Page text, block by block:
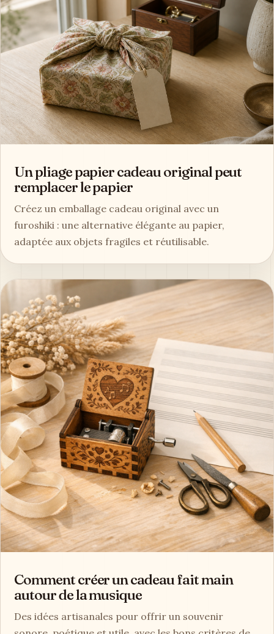
Un pliage papier cadeau original peut
remplacer le papier
Créez un emballage cadeau original avec un
furoshiki : une alternative élégante au papier,
adaptée aux objets fragiles et réutilisable.
Comment créer un cadeau fait main
autour de la musique
Des idées artisanales pour offrir un souvenir